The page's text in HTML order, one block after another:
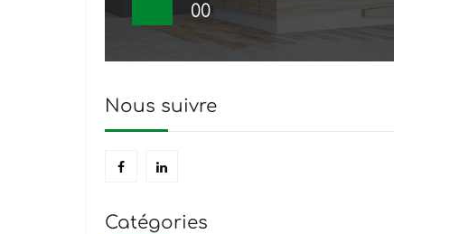
00
Nous suivre
Catégories